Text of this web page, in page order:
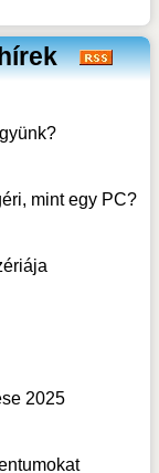
mint egy PC?
2025